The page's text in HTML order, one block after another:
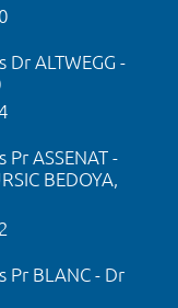
ALTWEGG -
ASSENAT -
BEDOYA,
Pr BLANC - Dr